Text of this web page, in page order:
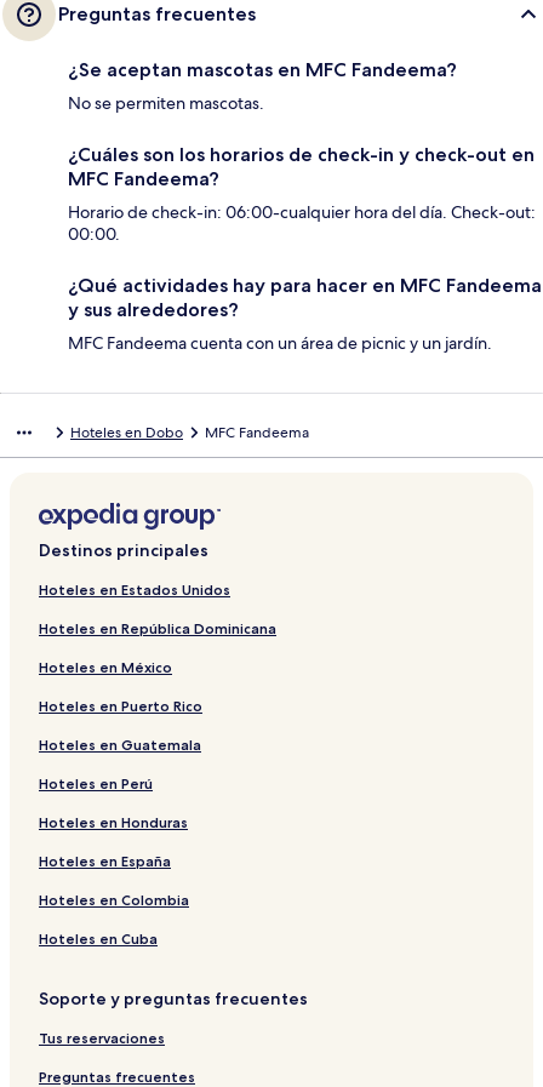
Preguntas frecuentes
¿Se aceptan mascotas en MFC Fandeema?
No se permiten mascotas.
¿Cuáles son los horarios de check-in y check-out en
MFC Fandeema?
Horario de check-in: 06:00-cualquier hora del día. Check-out:
00:00.
¿Qué actividades hay para hacer en MFC Fandeema
y sus alrededores?
MFC Fandeema cuenta con un área de picnic y un jardín.
Hoteles en Dobo MFC Fandeema
Destinos principales
Hoteles en Estados Unidos
Hoteles en República Dominicana
Hoteles en México
Hoteles en Puerto Rico
Hoteles en Guatemala
Hoteles en Perú
Hoteles en Honduras
Hoteles en España
Hoteles en Colombia
Hoteles en Cuba
Soporte y preguntas frecuentes
Tus reservaciones
Preguntas frecuentes